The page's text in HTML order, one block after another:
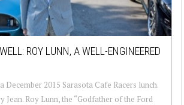
ROY LUNN, A WELL-ENGINEERED
December 2015 Sarasota Cafe Racers lunch.
Jean. Roy Lunn, the “Godfather of the Ford